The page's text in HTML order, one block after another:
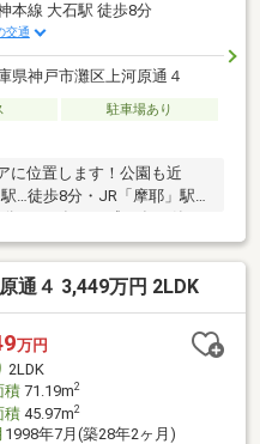
本線 大石駅 徒歩8分
交通
県神戸市灘区上河原通４
駐車場あり
に位置します！公園も近
…徒歩8分・JR「摩耶」駅…
ゆったり車庫付！■3階の洋
数に合わせて、リフォーム
■内覧ご希望の方は、お気
環境＞・市立灘小学校…徒
りか認定こども園…徒歩5
甲道…徒歩13分
通４ 3,449万円 2LDK
万円
2LDK
積71.19m2
積45.97m2
1998年7月(築28年2ヶ月)